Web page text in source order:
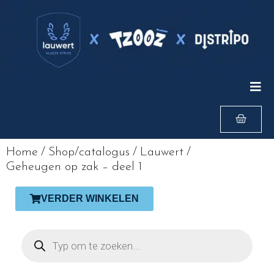
Home / Shop/catalogus / Lauwert /
Geheugen op zak – deel 1
VERDER WINKELEN